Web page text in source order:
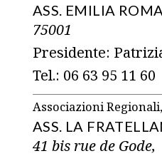
ASS. EMILIA
75001
Presidente:
Tel.: 06 63 95 11 60
Associazioni
ASS. LA
41 bis rue de Gode,